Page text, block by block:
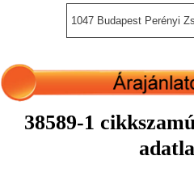
1047 Budapest Perényi
38589-1